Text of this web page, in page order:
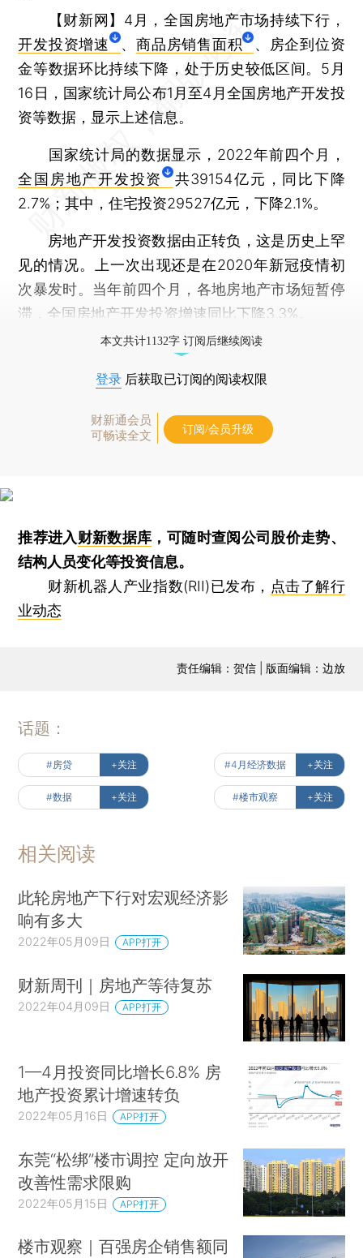
【财新网】 4月，全国房地产市场持续下行，
开发投资增速
、商品房销售面积
、房企到位资
金等数据环比持续下降，处于历史较低区间。5月
16日，国家统计局公布1月至4月全国房地产开发投
资等数据，显示上述信息。
国家统计局的数据显示，2022年前四个月，
全国房地产开发投资
共39154亿元，同比下降
2.7%；其中，住宅投资29527亿元，下降2.1%。
房地产开发投资数据由正转负，这是历史上罕
见的情况。上一次出现还是在2020年新冠疫情初
次暴发时。当年前四个月，各地房地产市场短暂停
滞，全国房地产开发投资增速同比下降3.3%。
本文共计1132字 订阅后继续阅读
登录 后获取已订阅的阅读权限
财新通会员
可畅读全文
订阅/会员升级
推荐进入财新数据库 ，可随时查阅公司股价走势、
结构人员变化等投资信息。
财新机器人产业指数(RII)已发布， 点击了解行
业动态
责任编辑：贺信 | 版面编辑：边放
话题：
#房贷 +关注 #4月经济数据 +关注
#数据 +关注 #楼市观察 +关注
相关阅读
此轮房地产下行对宏观经济影
响有多大
2022年05月09日 APP打开
财新周刊｜房地产等待复苏
2022年04月09日 APP打开
1—4月投资同比增长6.8% 房
地产投资累计增速转负
2022年05月16日 APP打开
东莞“松绑”楼市调控 定向放开
改善性需求限购
2022年05月15日 APP打开
楼市观察｜百强房企销售额同